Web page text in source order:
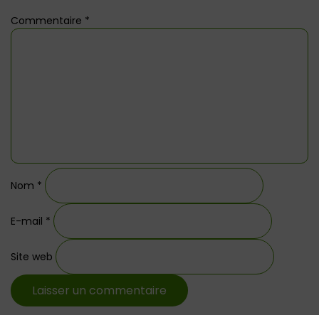
Commentaire *
Nom *
E-mail *
Site web